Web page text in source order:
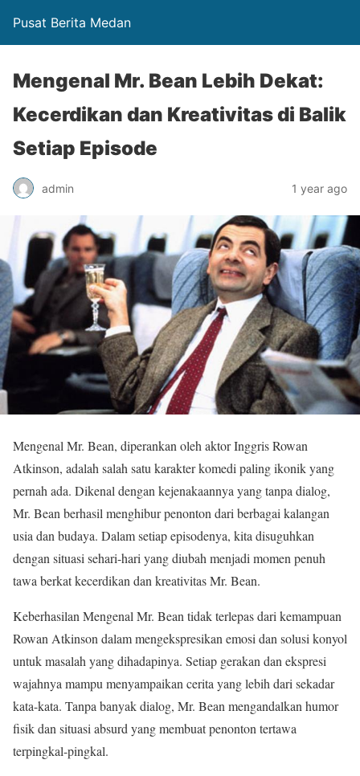
Pusat Berita Medan
Mengenal Mr. Bean Lebih Dekat:
Kecerdikan dan Kreativitas di Balik
Setiap Episode
admin 1 year ago
Mengenal Mr. Bean, diperankan oleh aktor Inggris Rowan
Atkinson, adalah salah satu karakter komedi paling ikonik yang
pernah ada. Dikenal dengan kejenakaannya yang tanpa dialog,
Mr. Bean berhasil menghibur penonton dari berbagai kalangan
usia dan budaya. Dalam setiap episodenya, kita disuguhkan
dengan situasi sehari-hari yang diubah menjadi momen penuh
tawa berkat kecerdikan dan kreativitas Mr. Bean.
Keberhasilan Mengenal Mr. Bean tidak terlepas dari kemampuan
Rowan Atkinson dalam mengekspresikan emosi dan solusi konyol
untuk masalah yang dihadapinya. Setiap gerakan dan ekspresi
wajahnya mampu menyampaikan cerita yang lebih dari sekadar
kata-kata. Tanpa banyak dialog, Mr. Bean mengandalkan humor
fisik dan situasi absurd yang membuat penonton tertawa
terpingkal-pingkal.